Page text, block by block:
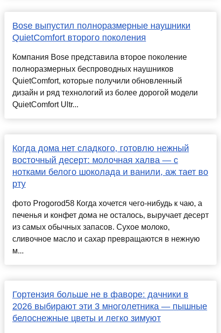
Bose выпустил полноразмерные наушники
QuietComfort второго поколения
Компания Bose представила второе поколение
полноразмерных беспроводных наушников
QuietComfort, которые получили обновленный
дизайн и ряд технологий из более дорогой модели
QuietComfort Ultr...
Когда дома нет сладкого, готовлю нежный
восточный десерт: молочная халва — с
нотками белого шоколада и ванили, аж тает во
рту
фото Progorod58 Когда хочется чего-нибудь к чаю, а
печенья и конфет дома не осталось, выручает десерт
из самых обычных запасов. Сухое молоко,
сливочное масло и сахар превращаются в нежную
м...
Гортензия больше не в фаворе: дачники в
2026 выбирают эти 3 многолетника — пышные
белоснежные цветы и легко зимуют